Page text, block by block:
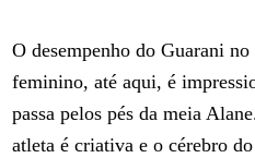
O desempenho do Guarani no
feminino, até aqui, é
passa pelos pés da meia
atleta é criativa e o cérebro